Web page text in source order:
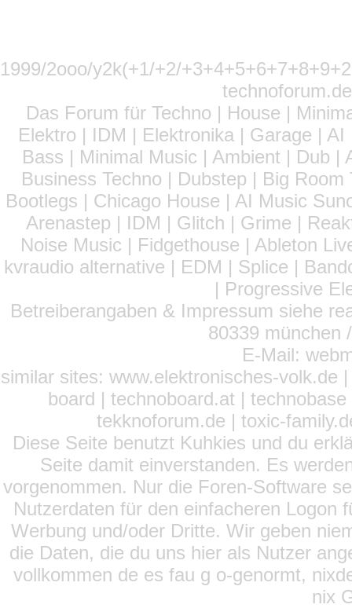
1999/2ooo/y2k(+1/+2/
Das Forum für Techno | House |
Elektro | IDM | Elektronika | Garage |
Bass | Minimal Music | Ambient | Dub
Business Techno | Dubstep | Big
Bootlegs | Chicago House | AI Music
Arenastep | IDM | Glitch | Grime |
Noise Music | Fidgethouse | Ableton
kvraudio alternative | EDM | Splice |
| Progressive
Betreiberangaben & Impressum siehe
80339 münchen
E-Mail:
similar sites: www.elektronisches-volk.de
board | technoboard.at |
tekknoforum.de | toxic-
Diese Seite benutzt Kuhkies und du
Seite damit einverstanden. Es
vorgenommen. Nur die Foren-Software
Nutzerdaten für den einfacheren Logon
Werbung und/oder Dritte. Wir geben
die Daten, die du uns hier als Nutzer
vollkommen de es fau g o-genormt,
nix